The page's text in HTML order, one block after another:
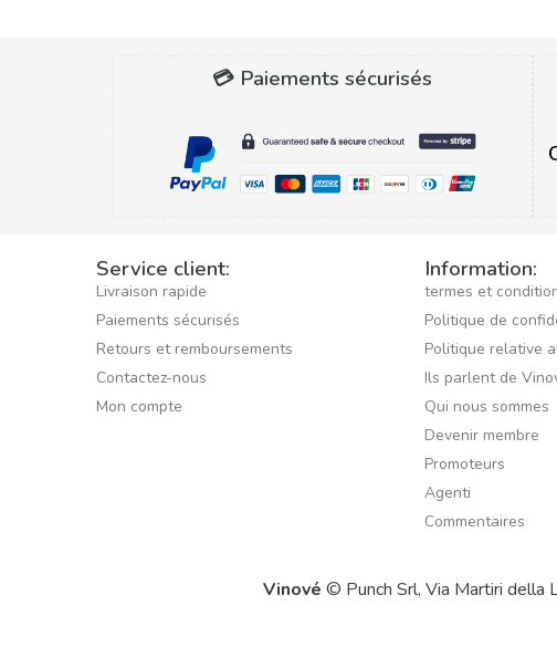
💳 Paiements sécurisés
Service client:
Livraison rapide
Paiements sécurisés
Retours et remboursements
Contactez-nous
Mon compte
Information:
termes et
Politique de
Politique relative
Ils parlent de
Qui nous sommes
Devenir membre
Promoteurs
Agenti
Commentaires
Vinové © Punch Srl, Via Martiri